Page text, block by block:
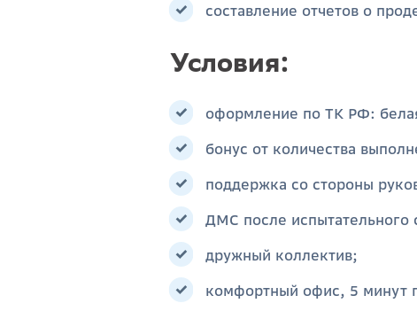
составление отчетов о
Условия:
оформление по ТК РФ:
бонус от количества
поддержка со стороны
ДМС после испытательного
дружный коллектив;
комфортный офис, 5 минут